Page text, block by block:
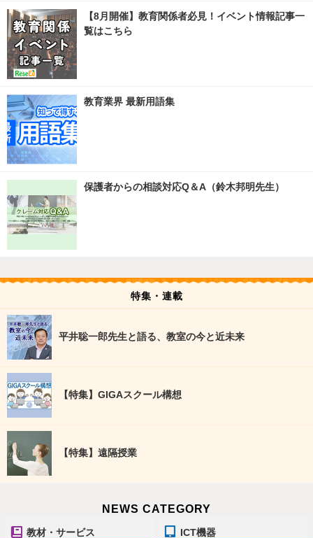
【8月開催】教育関係者必見！イベント情報記事一
覧はこちら
教育業界 最新用語集
保護者からの相談対応Q＆A（鈴木邦明先生）
特集・連載
平井聡一郎先生と語る、教室の今と近未来
【特集】GIGAスクール構想
【特集】遠隔授業
NEWS CATEGORY
教材・サービス ICT機器